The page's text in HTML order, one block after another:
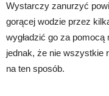
Wystarczy zanurzyć
gorącej wodzie przez
wygładzić go za pomocą
jednak, że nie wszystkie
na ten sposób.